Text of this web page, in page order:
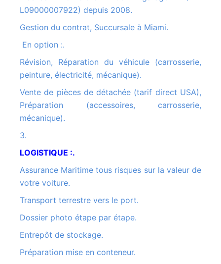
L09000007922) depuis 2008.
Gestion du contrat, Succursale à Miami.
En option :.
Révision, Réparation du véhicule (carrosserie,
peinture, électricité, mécanique).
Vente de pièces de détachée (tarif direct USA),
Préparation (accessoires, carrosserie,
mécanique).
3.
LOGISTIQUE :.
Assurance Maritime tous risques sur la valeur de
votre voiture.
Transport terrestre vers le port.
Dossier photo étape par étape.
Entrepôt de stockage.
Préparation mise en conteneur.